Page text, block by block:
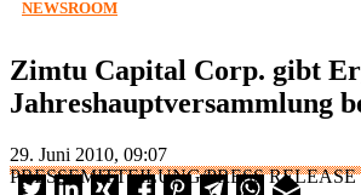
NEWSROOM
Zimtu Capital Corp. gibt
Jahreshauptversammlung
29. Juni 2010, 09:07
PRESSEMITTEILUNG/PRESS RELEASE